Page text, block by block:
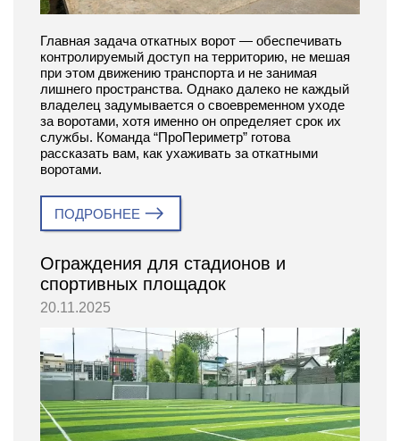
Главная задача откатных ворот — обеспечивать
контролируемый доступ на территорию, не мешая
при этом движению транспорта и не занимая
лишнего пространства. Однако далеко не каждый
владелец задумывается о своевременном уходе
за воротами, хотя именно он определяет срок их
службы. Команда “ПроПериметр” готова
рассказать вам, как ухаживать за откатными
воротами.
ПОДРОБНЕЕ
Ограждения для стадионов и
спортивных площадок
20.11.2025